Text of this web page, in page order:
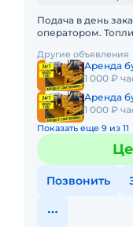
Подача в день
оператором.
Краткосрочная а
Другие объявления
Аренда
1 000 ₽
Аренда
1 000 ₽
Показать еще 9 из 11
Позвонить